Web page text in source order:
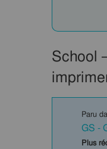
School
Paru
GS -
Plus